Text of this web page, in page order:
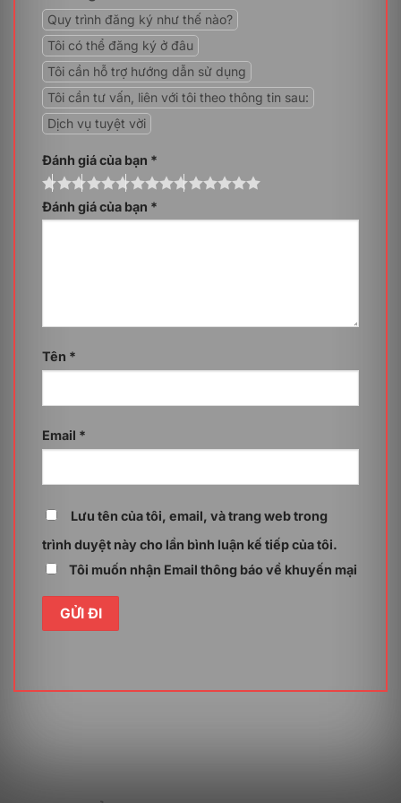
Khi sử dụng Business Hosting BH Deluxe – 1 năm,
website của doanh nghiệp bạn sẽ được trang bị các
Tường lửa (Firewall) thông minh giúp ngăn chặn các
ẩn.
Tính năng sao lưu dữ liệu tự động giúp bạn dễ dàng
Bạn có thể quản lý tối đa 15 addon domain và không
giới hạn parked/sub domain trên cùng một tài khoản
Business Hosting BH Deluxe – 1 năm thông qua bảng
điều khiển cPanel/Plesk quen thuộc. Bên cạnh đó, việc
quản lý tệp tin và cơ sở dữ liệu cũng trở nên thuận tiện
hơn với 15 tài khoản FTP/MySQL được cung cấp kèm
theo.
Dịch vụ Business Hosting BH Deluxe – 1 năm cung cấp
Quy trình đăng ký như thế nào?
Tôi có thể đăng ký ở đâu
Tôi cần hỗ trợ hướng dẫn sử dụng
Tôi cần tư vấn, liên với tôi theo thông tin sau:
Dịch vụ tuyệt vời
Đánh giá của bạn *
Đánh giá của bạn *
Tên *
Email *
Lưu tên của tôi, email, và trang web trong
trình duyệt này cho lần bình luận kế tiếp của tôi.
Tôi muốn nhận Email thông báo về khuyến mại